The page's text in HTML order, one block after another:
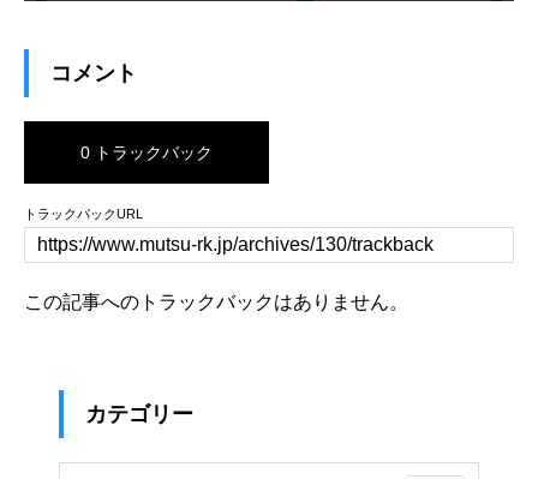
コメント
0 トラックバック
トラックバックURL
この記事へのトラックバックはありません。
カテゴリー